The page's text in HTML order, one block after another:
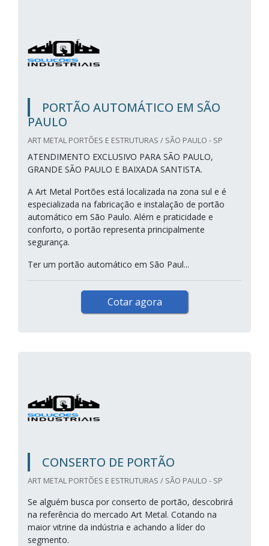
PORTÃO AUTOMÁTICO EM SÃO
PAULO
ART METAL PORTÕES E ESTRUTURAS / SÃO PAULO - SP
ATENDIMENTO EXCLUSIVO PARA SÃO PAULO,
GRANDE SÃO PAULO E BAIXADA SANTISTA.
A Art Metal Portões está localizada na zona sul e é
especializada na fabricação e instalação de portão
automático em São Paulo. Além e praticidade e
conforto, o portão representa principalmente
segurança.
Ter um portão automático em São Paul...
Cotar agora
CONSERTO DE PORTÃO
ART METAL PORTÕES E ESTRUTURAS / SÃO PAULO - SP
Se alguém busca por conserto de portão, descobrirá
na referência do mercado Art Metal. Cotando na
maior vitrine da indústria e achando a líder do
segmento.